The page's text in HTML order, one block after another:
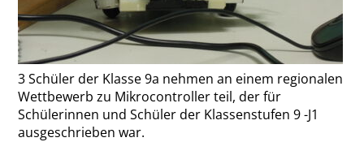
3 Schüler der Klasse 9a nehmen an einem regionalen
Wettbewerb zu Mikrocontroller teil, der für
Schülerinnen und Schüler der Klassenstufen 9 -J1
ausgeschrieben war.